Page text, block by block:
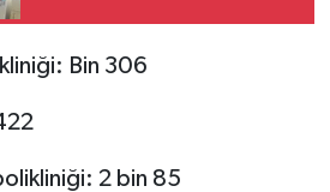
Bin 306
2 bin 85